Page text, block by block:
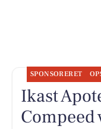
SPONSORERET
Ikast
Compeed